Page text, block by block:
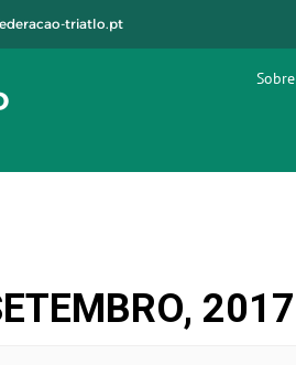
triatlo.pt
Sobre
2017